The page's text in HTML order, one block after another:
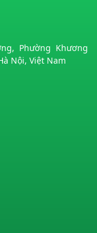
Phường Khương
Nội, Việt Nam